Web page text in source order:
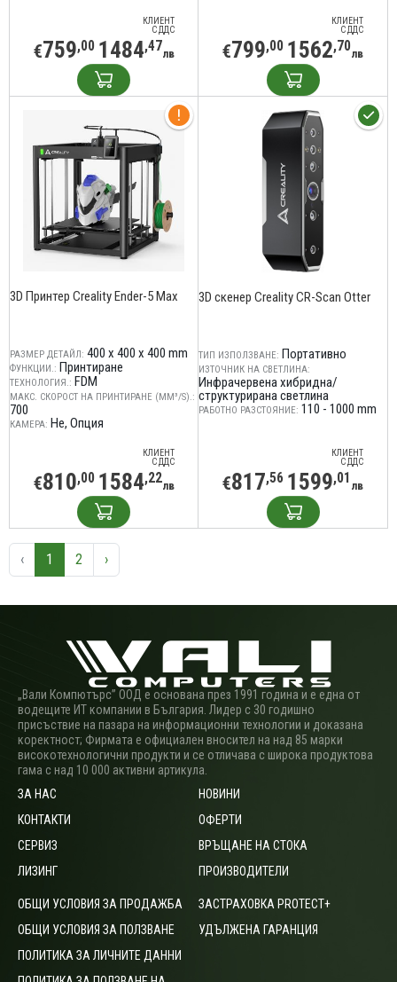
КЛИЕНТ
С ДДС
€759,00 1484,47лв
КЛИЕНТ
С ДДС
€799,00 1562,70лв
3D Принтер Creality Ender-5 Max
РАЗМЕР ДЕТАЙЛ: 400 x 400 x 400 mm
ФУНКЦИИ.: Принтиране
ТЕХНОЛОГИЯ.: FDM
МАКС. СКОРОСТ НА ПРИНТИРАНЕ (MM³/S).:
700
КАМЕРА: Не Опция
КЛИЕНТ
С ДДС
€810,00 1584,22лв
3D скенер Creality CR-Scan Otter
ТИП ИЗПОЛЗВАНЕ: Портативно
ИЗТОЧНИК НА СВЕТЛИНА:
Инфрачервена хибридна/
структурирана светлина
РАБОТНО РАЗСТОЯНИЕ: 110 - 1000 mm
КЛИЕНТ
С ДДС
€817,56 1599,01 лв
‹ 1 2 ›
„Вали Компютърс” ООД е основана през 1991 година и е една от
водещите ИТ компании в България. Лидер с 30 годишно
присъствие на пазара на информационни технологии и доказана
коректност; Фирмата е официален вносител на над 85 марки
високотехнологични продукти и се отличава с широка продуктова
гама с над 10 000 активни артикула.
ЗА НАС
КОНТАКТИ
СЕРВИЗ
ЛИЗИНГ
НОВИНИ
ОФЕРТИ
ВРЪЩАНЕ НА СТОКА
ПРОИЗВОДИТЕЛИ
ОБЩИ УСЛОВИЯ ЗА ПРОДАЖБА
ОБЩИ УСЛОВИЯ ЗА ПОЛЗВАНЕ
ПОЛИТИКА ЗА ЛИЧНИТЕ ДАННИ
ЗАСТРАХОВКА PROTECT+
УДЪЛЖЕНА ГАРАНЦИЯ